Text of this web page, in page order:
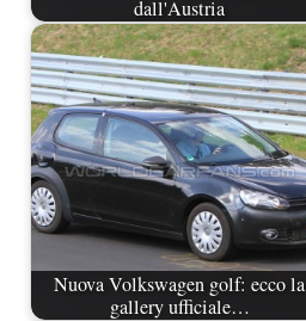
dall'Austria
Nuova Volkswagen golf: ecco la
gallery ufficiale…